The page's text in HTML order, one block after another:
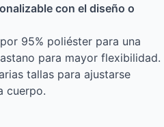
con el diseño o
95% poliéster para una
para mayor flexibilidad.
tallas para ajustarse
cuerpo.